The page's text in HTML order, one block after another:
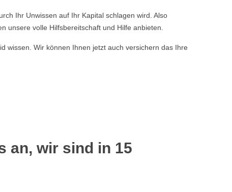
Ihr Unwissen auf Ihr Kapital schlagen wird. Also
unsere volle Hilfsbereitschaft und Hilfe anbieten.
wissen. Wir können Ihnen jetzt auch versichern das Ihre
an, wir sind in 15